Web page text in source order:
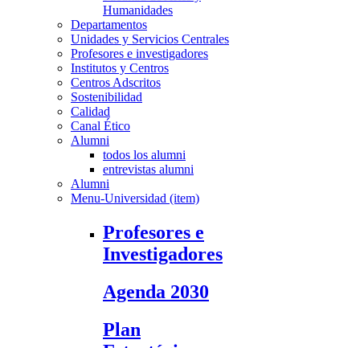
Humanidades
Departamentos
Unidades y Servicios Centrales
Profesores e investigadores
Institutos y Centros
Centros Adscritos
Sostenibilidad
Calidad
Canal Ético
Alumni
todos los alumni
entrevistas alumni
Alumni
Menu-Universidad (item)
Profesores e
Investigadores
Agenda 2030
Plan